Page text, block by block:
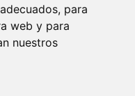
para
web y para
nuestros
POLITICA DE PRIVACIDAD
SORTEO-PREESTRENOS